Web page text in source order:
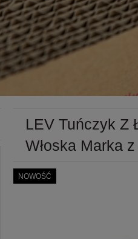
LEV Tuńczyk Z
Włoska Marka
NOWOŚĆ